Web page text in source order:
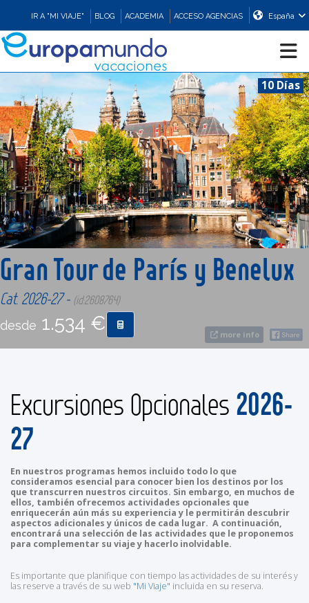
IR A "MI VIAJE" BLOG ACADEMIA ACCESO AGENCIAS España
CRUCEROS
EUROPA
ASIA
ORIENTE
PROMOCIONES
CONTACTO
10 Días
more info
Gran Tour de París y Benelux
Cat. 2026-27 - (id:2608764)
desde 1.534 €
Excursiones Opcionales 2026-
27
En nuestros programas hemos incluido todo lo que
consideramos esencial para conocer bien los destinos por los
que transcurren nuestros circuitos. Sin embargo, en muchos de
ellos, también ofrecemos actividades opcionales que
enriquecerán aún más su experiencia y le permitirán descubrir
aspectos adicionales y únicos de cada lugar. A continuación,
encontrará una selección de las actividades que le proponemos
para complementar su viaje y hacerlo inolvidable.
Es importante que planifique con tiempo las actividades de su interés y
las reserve a través de su web "Mi Viaje" incluida en su reserva.